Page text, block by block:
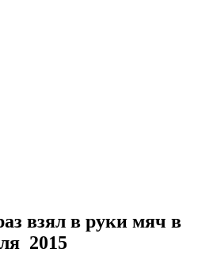
взял в руки мяч в
2015